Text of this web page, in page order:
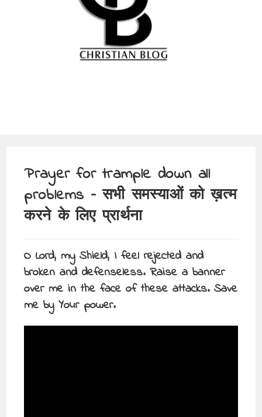
Prayer for trample down all
problems – सभी समस्याओं को ख़त्म
करने के लिए प्रार्थना
O Lord, my Shield, I feel rejected and
broken and defenseless. Raise a banner
over me in the face of these attacks. Save
me by Your power.